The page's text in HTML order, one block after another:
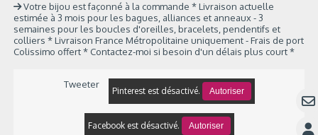
Votre bijou est façonné à la commande * Livraison actuelle
estimée à 3 mois pour les bagues, alliances et anneaux - 3
semaines pour les boucles d'oreilles, bracelets, pendentifs et
colliers * Livraison France Métropolitaine uniquement - Frais de port
Colissimo offert * Contactez-moi si besoin d'un délais plus court *
Tweeter
Pinterest est désactivé. Autoriser
Facebook est désactivé. Autoriser